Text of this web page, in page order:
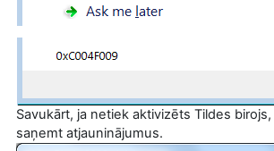
Savukārt, ja netiek aktivizēts Tildes
saņemt atjauninājumus.